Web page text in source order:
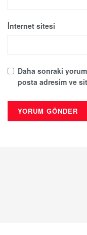
İnternet sitesi
Daha sonraki
posta adresim ve